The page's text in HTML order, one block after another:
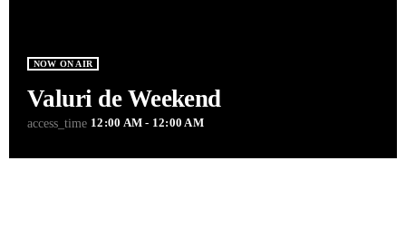
NOW ON AIR
Valuri de Weekend
access_time 12:00 AM - 12:00 AM